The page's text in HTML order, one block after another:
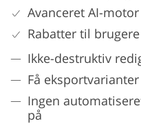
Avanceret AI-motor
Rabatter til
Ikke-destruktiv
Få eksportvarianter
Ingen
på